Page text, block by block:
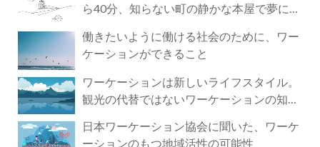
ら40分、知らない町の静かな本屋で夢に近
働きたいように働ける社会のために、ワー
ケーションができること
ワーケーションは新しいライフスタイル。
観光の代替ではないワーケーションの知ら
日本ワーケーション協会に聞いた、ワーケ
ーションのもつ地域活性の可能性